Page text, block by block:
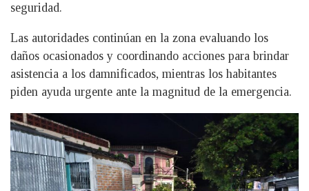
seguridad.
Las autoridades continúan en la zona evaluando los
daños ocasionados y coordinando acciones para brindar
asistencia a los damnificados, mientras los habitantes
piden ayuda urgente ante la magnitud de la emergencia.